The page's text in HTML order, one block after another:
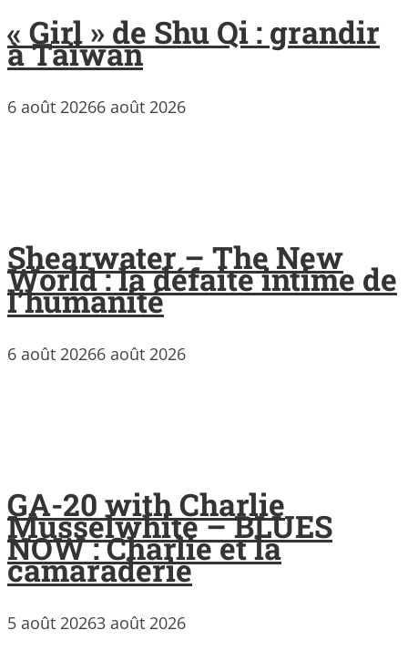
« Girl » de Shu Qi : grandir
à Taïwan
6 août 20266 août 2026
Shearwater – The New
World : la défaite intime de
l’humanité
6 août 20266 août 2026
GA-20 with Charlie
Musselwhite – BLUES
NOW : Charlie et la
camaraderie
5 août 20263 août 2026